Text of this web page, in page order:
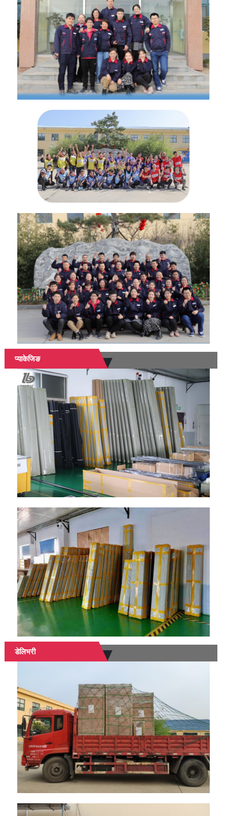
प्याकेजिङ
डेलिभरी